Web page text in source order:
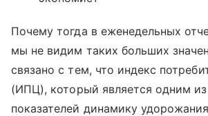
Почему тогда в еженедельных
мы не видим таких больших
связано с тем, что индекс
(ИПЦ), который является одним
показателей динамику